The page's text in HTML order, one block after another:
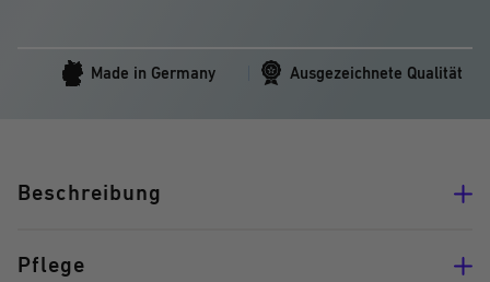
Made in Germany Ausgezeichnete Qualität
Beschreibung
Pflege